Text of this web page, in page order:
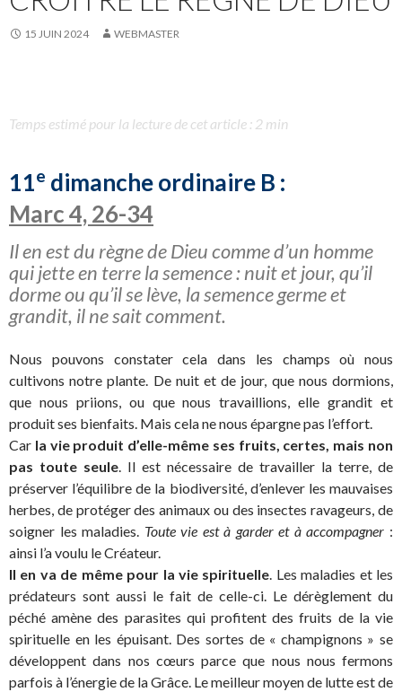
15 JUIN 2024 WEBMASTER
Temps estimé pour la lecture de cet article : 2 min
11e dimanche ordinaire B :
Marc 4, 26-34
Il en est du règne de Dieu comme d’un homme
qui jette en terre la semence : nuit et jour, qu’il
dorme ou qu’il se lève, la semence germe et
grandit, il ne sait comment.
Nous pouvons constater cela dans les champs où nous
cultivons notre plante. De nuit et de jour, que nous dormions,
que nous priions, ou que nous travaillions, elle grandit et
produit ses bienfaits. Mais cela ne nous épargne pas l’effort.
Car la vie produit d’elle-même ses fruits, certes, mais non
pas toute seule. Il est nécessaire de travailler la terre, de
préserver l’équilibre de la biodiversité, d’enlever les mauvaises
herbes, de protéger des animaux ou des insectes ravageurs, de
soigner les maladies. Toute vie est à garder et à accompagner :
ainsi l’a voulu le Créateur.
Il en va de même pour la vie spirituelle. Les maladies et les
prédateurs sont aussi le fait de celle-ci. Le dérèglement du
péché amène des parasites qui profitent des fruits de la vie
spirituelle en les épuisant. Des sortes de « champignons » se
développent dans nos cœurs parce que nous nous fermons
parfois à l’énergie de la Grâce. Le meilleur moyen de lutte est de